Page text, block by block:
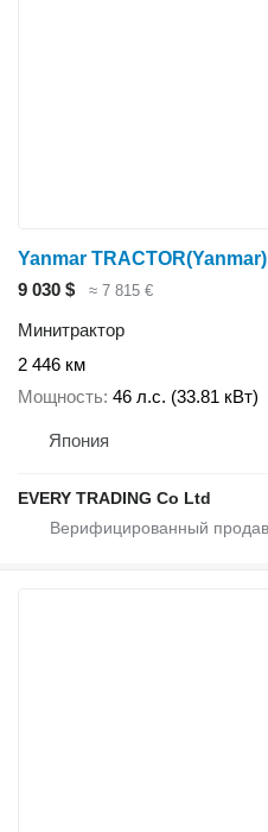
Yanmar TRACTOR(Yanmar)
9 030 $
≈ 7 815 €
Минитрактор
2 446 км
Мощность 46 л.с. (33.81 кВт)
Япония
EVERY TRADING Co Ltd